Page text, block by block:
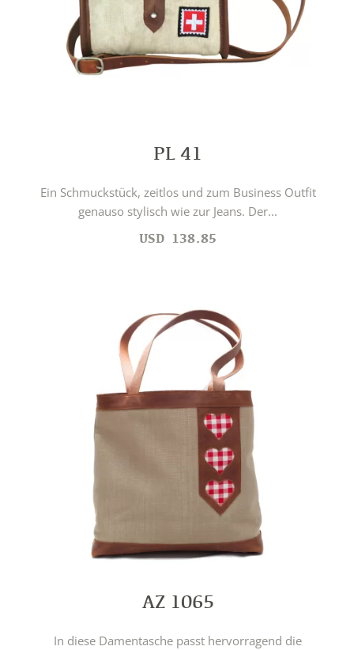
PL 41
Ein Schmuckstück, zeitlos und zum Business Outfit
genauso stylisch wie zur Jeans. Der...
USD 138.85
AZ 1065
In diese Damentasche passt hervorragend die